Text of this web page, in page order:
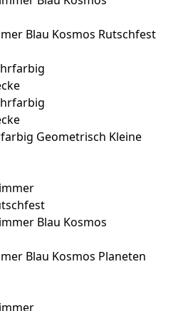
Blau Kosmos Rutschfest
Geometrisch Kleine
Blau Kosmos Planeten